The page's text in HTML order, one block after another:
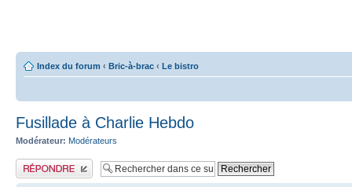
Index du forum ‹ Bric-à-brac ‹ Le bistro
Fusillade à Charlie Hebdo
Modérateur: Modérateurs
Publier une réponse